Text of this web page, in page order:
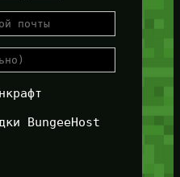
BungeeHost